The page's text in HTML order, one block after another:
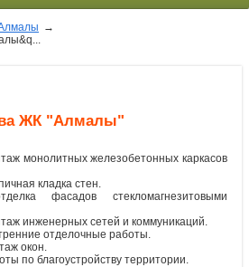
→
ЖК "Алмалы"
монолитных железобетонных каркасов
кладка стен.
фасадов стекломагнезитовыми
инженерных сетей и коммуникаций.
отделочные работы.
окон.
по благоустройству территории.